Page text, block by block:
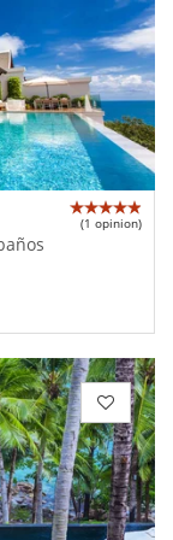
(1 opinion)